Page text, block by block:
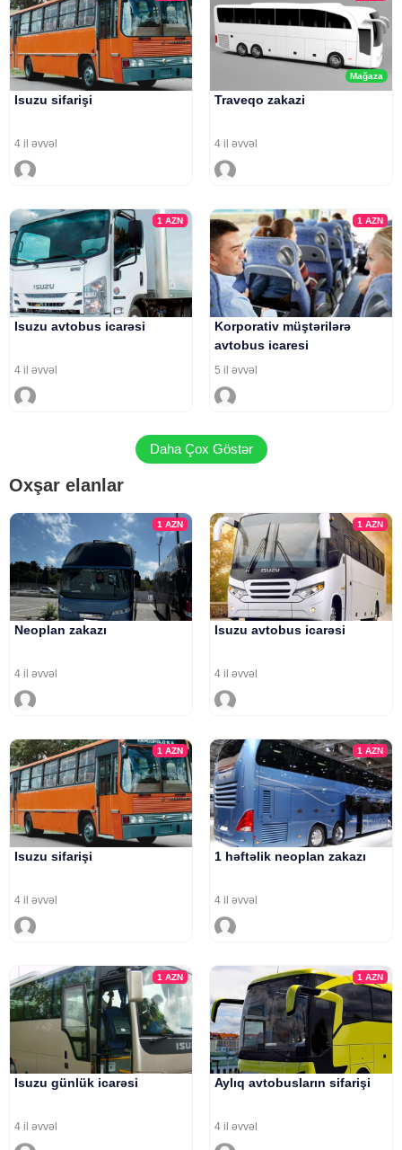
Isuzu sifarişi
4 il əvvəl
Mağaza
Traveqo zakazi
4 il əvvəl
1AZN
Isuzu avtobus icarəsi
4 il əvvəl
1 AZN
Korporativ müştərilərə
avtobus icaresi
5 il əvvəl
Daha Çox Göstər
Oxşar elanlar
1AZN
Neoplan zakazı
4 il əvvəl
1 AZN
Isuzu avtobus icarəsi
4 il əvvəl
1AZN
Isuzu sifarişi
4 il əvvəl
1 AZN
1 həftəlik neoplan zakazı
4 il əvvəl
1AZN
Isuzu günlük icarəsi
4 il əvvəl
1 AZN
Aylıq avtobusların sifarişi
4 il əvvəl